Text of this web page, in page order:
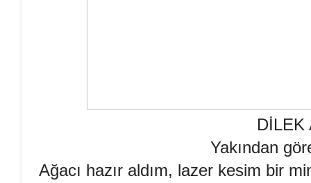
DİLEK
Yakından
Ağacı hazır aldım, lazer kesim bir